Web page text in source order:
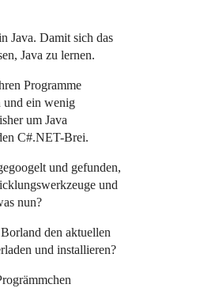
Java. Damit sich das
Java zu lernen.
Programme
und ein wenig
um Java
C#.NET-Brei.
und gefunden,
und
nun?
den aktuellen
und installieren?